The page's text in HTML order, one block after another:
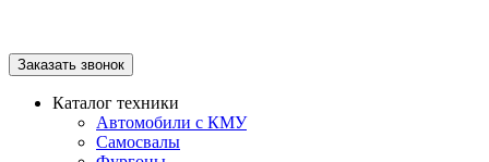
Заказать звонок
Каталог техники
Автомобили с КМУ
Самосвалы